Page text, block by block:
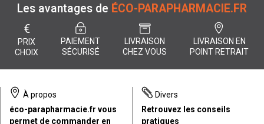
Les avantages de ÉCO-PARAPHARMACIE.FR
€
PRIX
CHOIX
PAIEMENT
SÉCURISÉ
LIVRAISON
CHEZ VOUS
LIVRAISON EN
POINT RETRAIT
À propos
éco-parapharmacie.fr vous
permet de commander en
Divers
Retrouvez les conseils
pratiques